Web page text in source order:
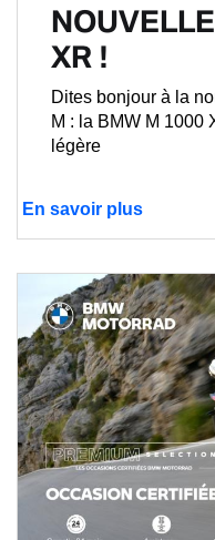
XR !
Dites bonjour à la
M : la BMW M 1000
légère
En savoir plus